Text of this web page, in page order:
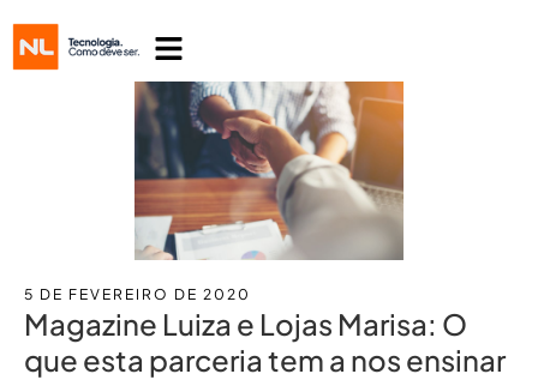
5 DE FEVEREIRO DE 2020
Magazine Luiza e Lojas Marisa: O
que esta parceria tem a nos ensinar